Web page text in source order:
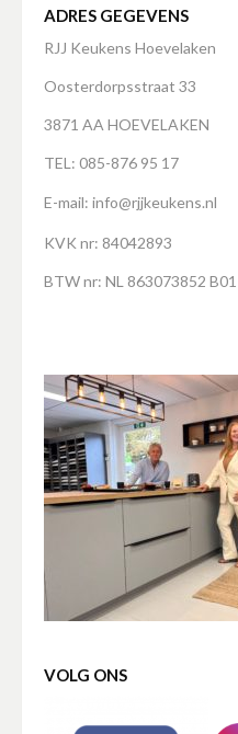
ADRES GEGEVENS
RJJ Keukens Hoevelaken
Oosterdorpsstraat 33
3871 AA HOEVELAKEN
TEL: 085-876 95 17
E-mail: info@rjjkeukens.nl
KVK nr: 84042893
BTW nr: NL 863073852 B01
VOLG ONS